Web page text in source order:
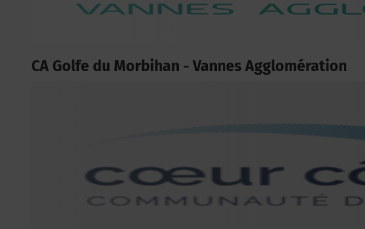
CA Golfe du Morbihan - Vannes Agglomération